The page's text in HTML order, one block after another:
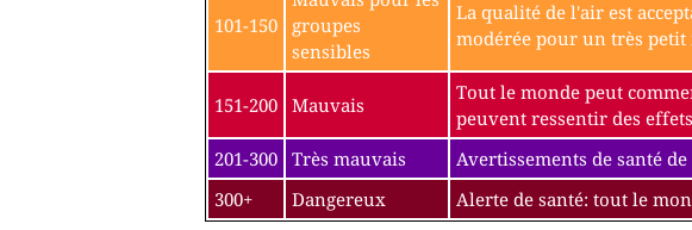
101-150
groupes
sensibles
La qualité de l'air est
modérée pour un très
151-200 Mauvais
Tout le monde peut
peuvent ressentir des
201-300 Très mauvais
Avertissements de santé
300+
Dangereux Alerte de santé: tout le